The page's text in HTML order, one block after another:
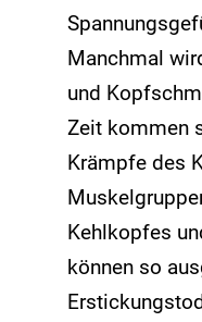
Manchmal
und
Zeit kommen
Krämpfe des
Kehlkopfes
können so